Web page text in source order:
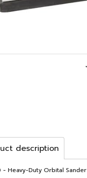
description
- Heavy-Duty Orbital